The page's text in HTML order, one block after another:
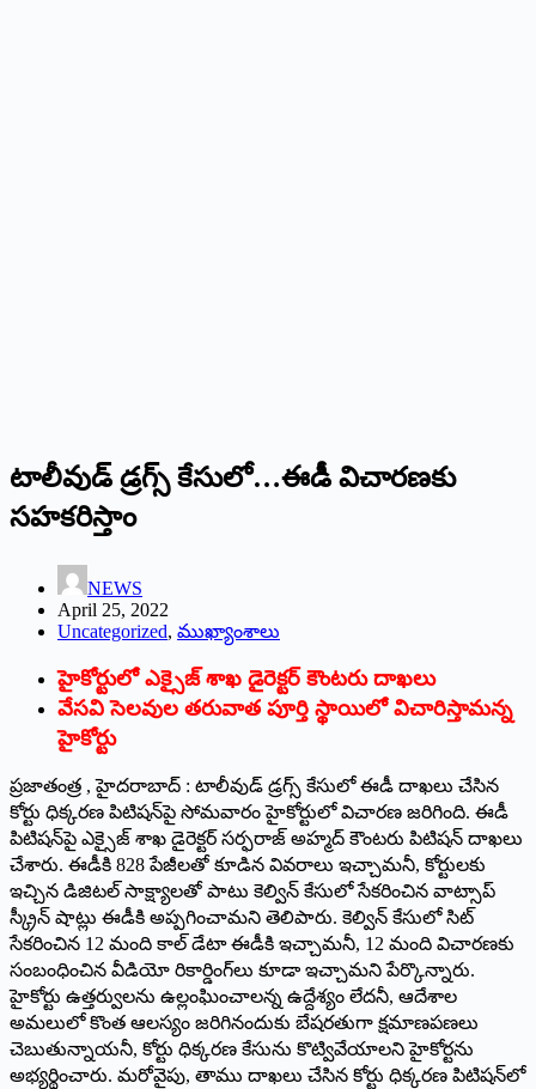
టాలీవుడ్‌ ‌డ్రగ్స్ ‌కేసులో…ఈడీ విచారణకు
సహకరిస్తాం
NEWS
April 25, 2022
Uncategorized, ముఖ్యాంశాలు
హైకోర్టులో ఎక్సైజ్‌ ‌శాఖ డైరెక్టర్‌ ‌కౌంటరు దాఖలు
వేసవి సెలవుల తరువాత పూర్తి స్థాయిలో విచారిస్తామన్న
హైకోర్టు
ప్రజాతంత్ర , హైదరాబాద్‌ : ‌టాలీవుడ్‌ ‌డ్రగ్స్ ‌కేసులో ఈడీ దాఖలు చేసిన
కోర్టు ధిక్కరణ పిటిషన్‌పై సోమవారం హైకోర్టులో విచారణ జరిగింది. ఈడీ
పిటిషన్‌పై ఎక్సైజ్‌ ‌శాఖ డైరెక్టర్‌ ‌సర్ఫరాజ్‌ అహ్మద్‌ ‌కౌంటరు పిటిషన్‌ ‌దాఖలు
చేశారు. ఈడీకి 828 పేజీలతో కూడిన వివరాలు ఇచ్చామనీ, కోర్టులకు
ఇచ్చిన డిజిటల్‌ ‌సాక్ష్యాలతో పాటు కెల్విన్‌ ‌కేసులో సేకరించిన వాట్సాప్‌
‌స్క్రీన్‌ ‌షాట్లు ఈడీకి అప్పగించామని తెలిపారు. కెల్విన్‌ ‌కేసులో సిట్‌
‌సేకరించిన 12 మంది కాల్‌ ‌డేటా ఈడీకి ఇచ్చామనీ, 12 మంది విచారణకు
సంబంధించిన వీడియో రికార్డింగ్‌లు కూడా ఇచ్చామని పేర్కొన్నారు.
హైకోర్టు ఉత్తర్వులను ఉల్లంఘించాలన్న ఉద్దేశ్యం లేదనీ, ఆదేశాల
అమలులో కొంత ఆలస్యం జరిగినందుకు బేషరతుగా క్షమాణపణలు
చెబుతున్నాయనీ, కోర్టు ధిక్కరణ కేసును కొట్వివేయాలని హైకోర్టను
అభ్యర్థించారు. మరోవైపు, తాము దాఖలు చేసిన కోర్టు ధిక్కరణ పిటిషన్‌లో